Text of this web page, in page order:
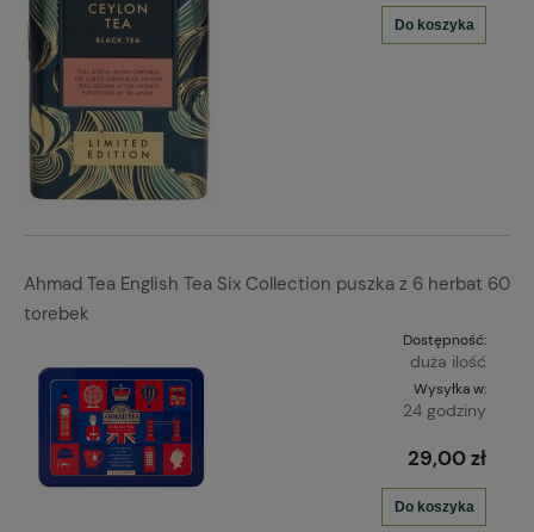
Do koszyka
Ahmad Tea English Tea Six Collection puszka z 6 herbat 60
torebek
Dostępność:
duża ilość
Wysyłka w:
24 godziny
29,00 zł
Do koszyka